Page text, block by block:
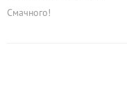
Смачного!